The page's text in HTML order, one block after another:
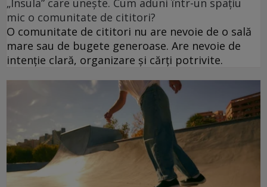
mic o comunitate de cititori?
O comunitate de cititori nu are nevoie de o sală
mare sau de bugete generoase. Are nevoie de
intenție clară, organizare și cărți potrivite.